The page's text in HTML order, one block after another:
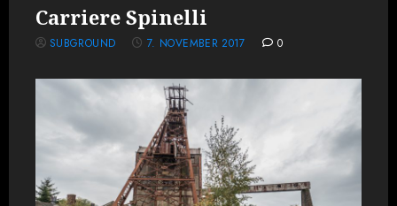
Carriere Spinelli
SUBGROUND 7. NOVEMBER 2017 0